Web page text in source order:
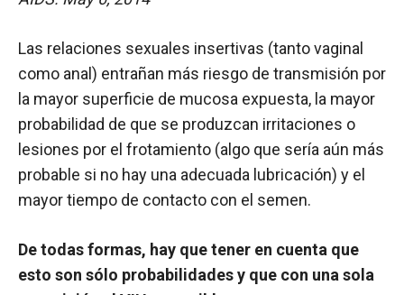
Las relaciones sexuales insertivas (tanto vaginal
como anal) entrañan más riesgo de transmisión por
la mayor superficie de mucosa expuesta, la mayor
probabilidad de que se produzcan irritaciones o
lesiones por el frotamiento (algo que sería aún más
probable si no hay una adecuada lubricación) y el
mayor tiempo de contacto con el semen.
De todas formas, hay que tener en cuenta que
esto son sólo probabilidades y que con una sola